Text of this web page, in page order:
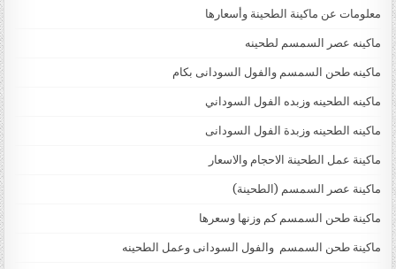
معلومات عن ماكينة الطحينة وأسعارها
ماكينه عصر السمسم لطحينه
ماكينه طحن السمسم والفول السودانى بكام
ماكينه الطحينه وزبده الفول السوداني
ماكينه الطحينه وزبدة الفول السودانى
ماكينة عمل الطحينة الاحجام والاسعار
ماكينة عصر السمسم (الطحينة)
ماكينة طحن السمسم كم وزنها وسعرها
ماكينة طحن السمسم والفول السودانى وعمل الطحينه